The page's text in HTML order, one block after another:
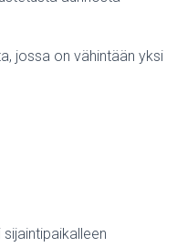
jossa on vähintään yksi